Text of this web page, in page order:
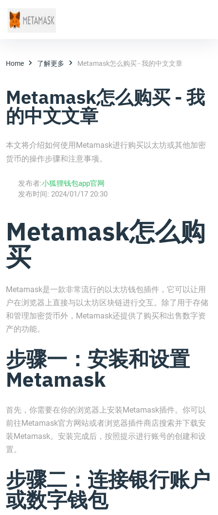
Home 了解更多 Metamask怎么购买 - 我的中文文章
Metamask怎么购买 - 我
的中文文章
本文将介绍如何使用Metamask进行购买以太坊或其他加密
货币的操作步骤和注意事项。
发布者:小狐狸钱包app官网
发布时间: 2024/01/17 20:30
Metamask怎么购
买
Metamask是一款非常流行的以太坊钱包插件，它可以让用
户在浏览器上直接与以太坊区块链进行交互。除了用于存储
和管理加密货币外，Metamask还提供了购买和出售数字资
产的功能。
步骤一：安装和设置
Metamask
首先，你需要在你的浏览器上安装Metamask插件。你可以
前往Metamask官方网站或者浏览器插件商店搜索并下载安
装Metamask。安装完成后，按照提示进行账号的创建和设
置。
步骤二：连接银行账户
或数字钱包